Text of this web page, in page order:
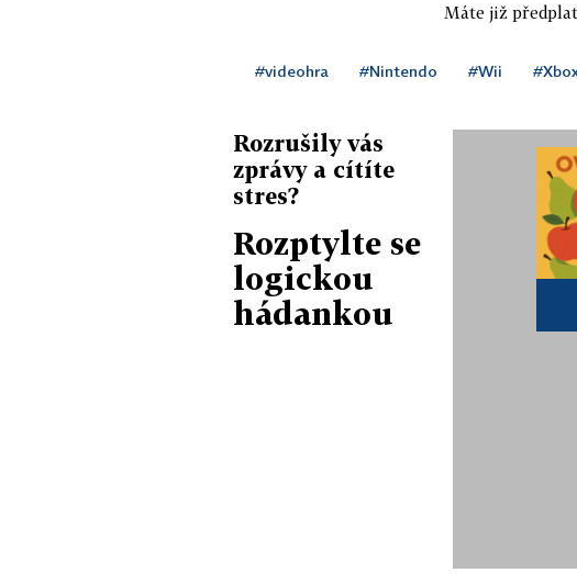
Máte již
#videohra #Nintendo #Wii
Rozrušily vás
zprávy a cítíte
stres?
Rozptylte se
logickou
hádankou